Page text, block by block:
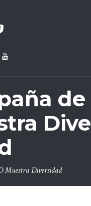
de
Dive
Muestra Diversidad